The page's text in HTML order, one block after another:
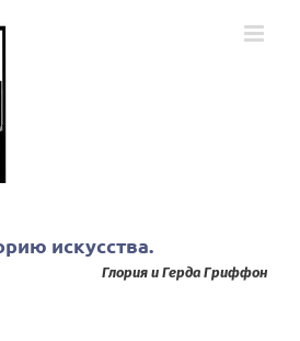
искусства.
Глория и Герда Гриффон